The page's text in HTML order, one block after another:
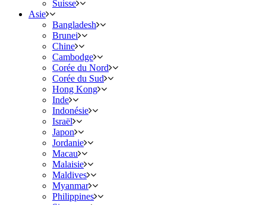
Suisse
Asie
Bangladesh
Brunei
Chine
Cambodge
Corée du Nord
Corée du Sud
Hong Kong
Inde
Indonésie
Israël
Japon
Jordanie
Macau
Malaisie
Maldives
Myanmar
Philippines